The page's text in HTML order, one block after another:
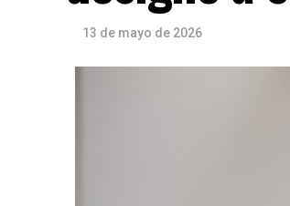
13 de mayo de 2026